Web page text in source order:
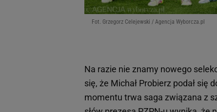
Fot. Grzegorz Celejewski / Agencja Wyborcza.pl
Na razie nie znamy nowego
się, że Michał Probierz podał się
momentu trwa saga związana z